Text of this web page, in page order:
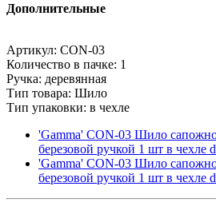
Дополнительные
Артикул: CON-03
Количество в пачке: 1
Ручка: деревянная
Тип товара: Шило
Тип упаковки: в чехле
'Gamma' CON-03 Шило
березовой ручкой 1 шт в чехле
'Gamma' CON-03 Шило
березовой ручкой 1 шт в чехле